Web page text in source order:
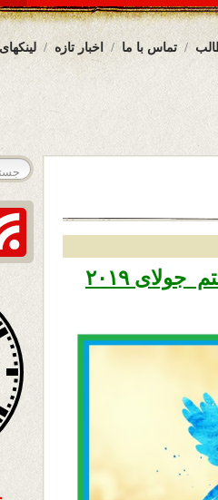
اخبار تازه تماس با ما
تاریخ نشر یکشنبه ۱۶ سرطان ۱۳۹۸ – هفتم جولای ۲۰۱۹